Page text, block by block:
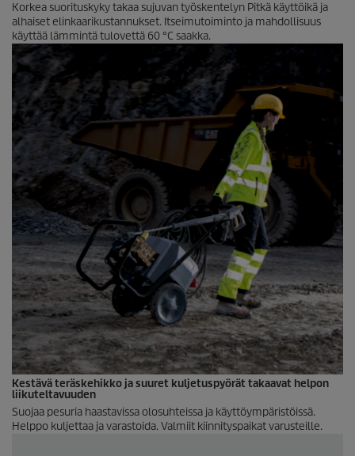
Korkea suorituskyky takaa sujuvan työskentelyn Pitkä käyttöikä ja
alhaiset elinkaarikustannukset. Itseimutoiminto ja mahdollisuus
käyttää lämmintä tulovettä 60 °C saakka.
Kestävä teräskehikko ja suuret kuljetuspyörät takaavat helpon
liikuteltavuuden
Suojaa pesuria haastavissa olosuhteissa ja käyttöympäristöissä.
Helppo kuljettaa ja varastoida. Valmiit kiinnityspaikat varusteille.